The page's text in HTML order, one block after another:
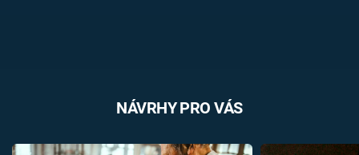
NÁVRHY PRO VÁS